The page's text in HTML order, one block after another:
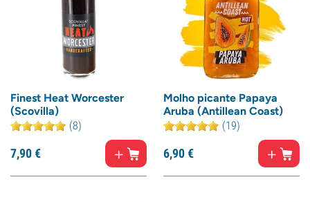
Finest Heat Worcester
(Scovilla)
(8)
7,90€
Molho picante Papaya
Aruba (Antillean Coast)
(19)
6,90€